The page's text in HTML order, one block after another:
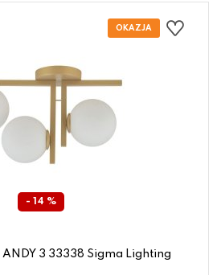
- 14 %
3 33338 Sigma Lighting